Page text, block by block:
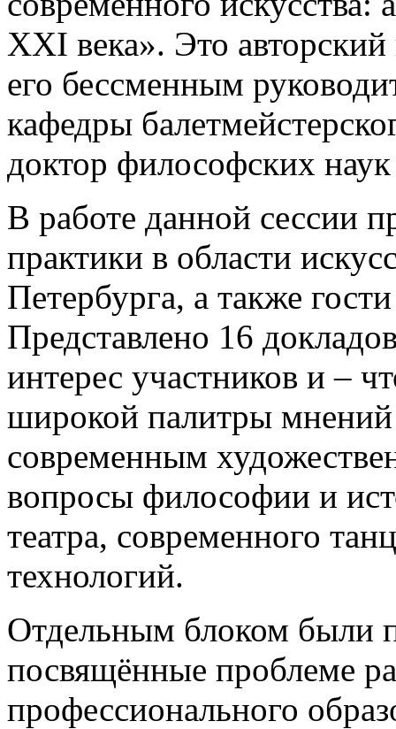
XXI века». Это
его бессменным
кафедры
доктор философских
В работе данной сессии
практики в области
Петербурга, а также
Представлено 16
интерес участников и –
широкой палитры
современным
вопросы философии и
театра, современного
технологий.
Отдельным блоком были
посвящённые проблеме
профессионального